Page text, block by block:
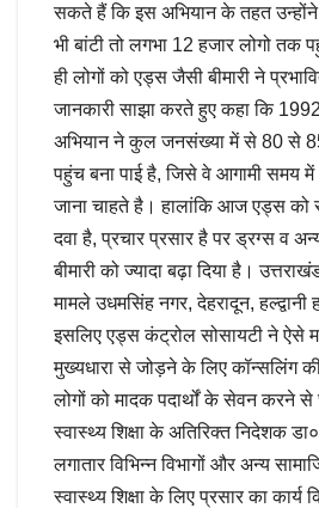
सकते हैं कि इस अभियान के तहत उन्होंने
भी बांटी तो लगभा 12 हजार लोगो तक
ही लोगों को एड्स जैसी बीमारी ने
जानकारी साझा करते हुए कहा कि
अभियान ने कुल जनसंख्या में से 80 से
पहुंच बना पाई है, जिसे वे आगामी समय
जाना चाहते है। हालांकि आज एड्स को
दवा है, प्रचार प्रसार है पर ड्रग्स व
बीमारी को ज्यादा बढ़ा दिया है।
मामले उधमसिंह नगर, देहरादून, हल्द्वानी
इसलिए एड्स कंट्रोल सोसायटी ने ऐसे
मुख्यधारा से जोड़ने के लिए कॉन्सलिंग
लोगों को मादक पदार्थों के सेवन करने
स्वास्थ्य शिक्षा के अतिरिक्त निदेशक
लगातार विभिन्न विभागों और अन्य
स्वास्थ्य शिक्षा के लिए प्रसार का कार्य